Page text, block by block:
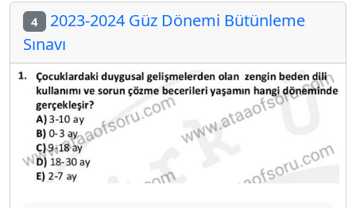
4 2023-2024 Güz Dönemi Bütünleme
Sınavı